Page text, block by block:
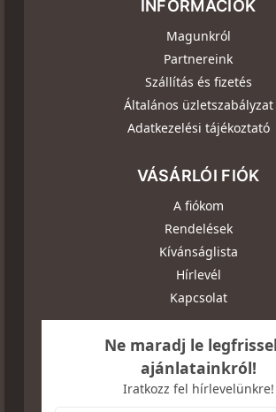
INFORMÁCIÓK
Magunkról
Partnereink
Szállítás és fizetés
Általános üzletszabályzat
Adatkezelési tájékoztató
VÁSÁRLÓI FIÓK
A fiókom
Rendelések
Kívánságlista
Hírlevél
Kapcsolat
Ne maradj le
ajánlatainkról!
Iratkozz fel hírlevelünkre!